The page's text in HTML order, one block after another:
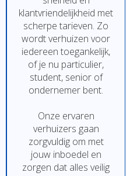
klantvriendelijkheid met
scherpe tarieven. Zo
wordtverhuizen voor
iedereen toegankelijk,
ofje nu particulier,
student, senior of
ondernemer bent.
Onze ervaren
verhuizers gaan
zorgvuldig om met
jouw inboedel en
zorgen dat alles veilig